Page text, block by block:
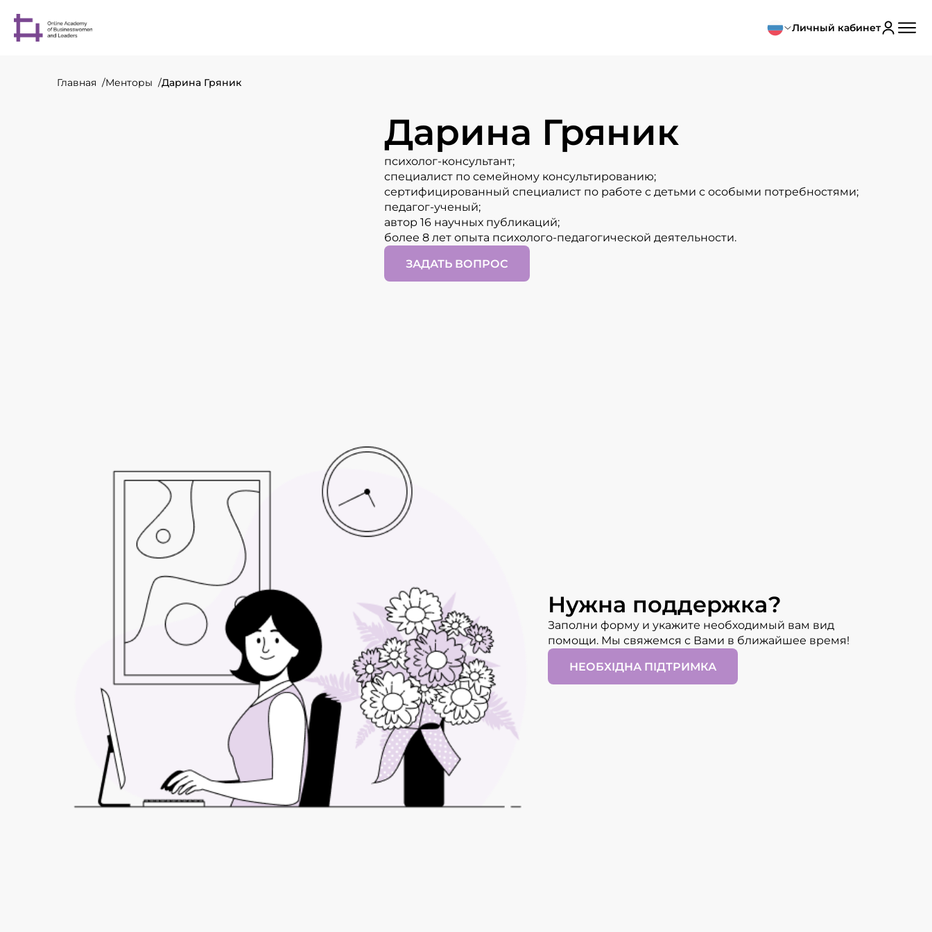
Личный кабинет
Главная Менторы Дарина Гряник
Дарина Гряник
психолог-консультант;
специалист по семейному консультированию;
сертифицированный специалист по работе с детьми с особыми потребностями;
педагог-ученый;
автор 16 научных публикаций;
более 8 лет опыта психолого-педагогической деятельности.
ЗАДАТЬ ВОПРОС
Нужна поддержка?
Заполни форму и укажите необходимый вам вид
помощи. Мы свяжемся с Вами в ближайшее время!
НЕОБХІДНА ПІДТРИМКА